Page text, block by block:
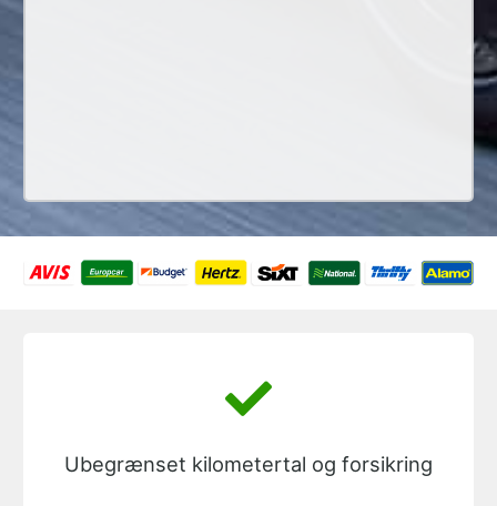
Ubegrænset kilometertal og forsikring